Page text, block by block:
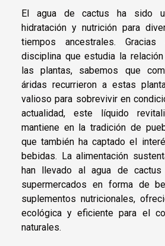
El agua de cactus ha sido
hidratación y nutrición para
tiempos ancestrales.
disciplina que estudia la
las plantas, sabemos que
áridas recurrieron a estas
valioso para sobrevivir en
actualidad, este líquido
mantiene en la tradición de
que también ha captado el
bebidas. La alimentación
han llevado al agua de
supermercados en forma de
suplementos nutricionales,
ecológica y eficiente para el
naturales.